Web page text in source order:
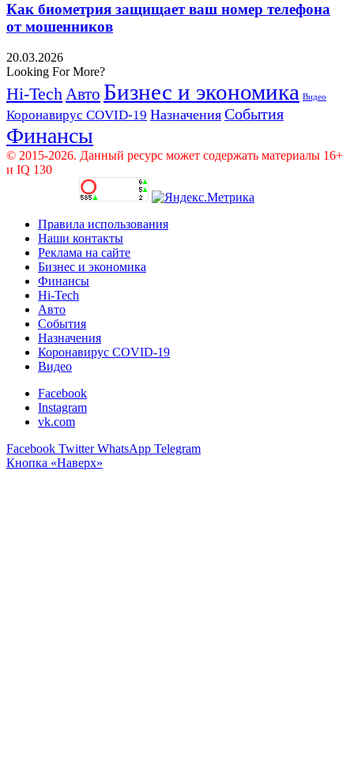
Как биометрия защищает ваш номер телефона
от мошенников
20.03.2026
Looking For More?
Hi-Tech Авто Бизнес и экономика Видео
Коронавирус COVID-19 Назначения События
Финансы
© 2015-2026. Данный ресурс может содержать материалы 16+
и IQ 130
Правила использования
Наши контакты
Реклама на сайте
Бизнес и экономика
Финансы
Hi-Tech
Авто
События
Назначения
Коронавирус COVID-19
Видео
Facebook
Instagram
vk.com
Facebook Twitter WhatsApp Telegram
Кнопка «Наверх»